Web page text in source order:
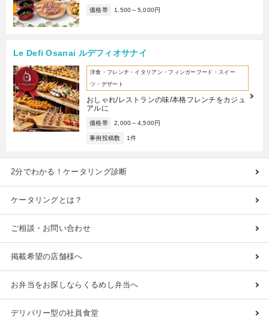
価格帯 1,500～5,000円
Le Defi Osanai ルデフィオサナイ
洋食・フレンチ・イタリアン・フィンガーフード・スイー
ツ・デザート
おしゃれ/レストランの味/本格フレンチをカジュ
アルに
価格帯 2,000～4,500円
事例投稿数 1件
2分でわかる！ケータリング診断
ケータリングとは？
ご相談・お問い合わせ
掲載希望の店舗様へ
お弁当をお探しならくるめし弁当へ
デリバリー型の社員食堂